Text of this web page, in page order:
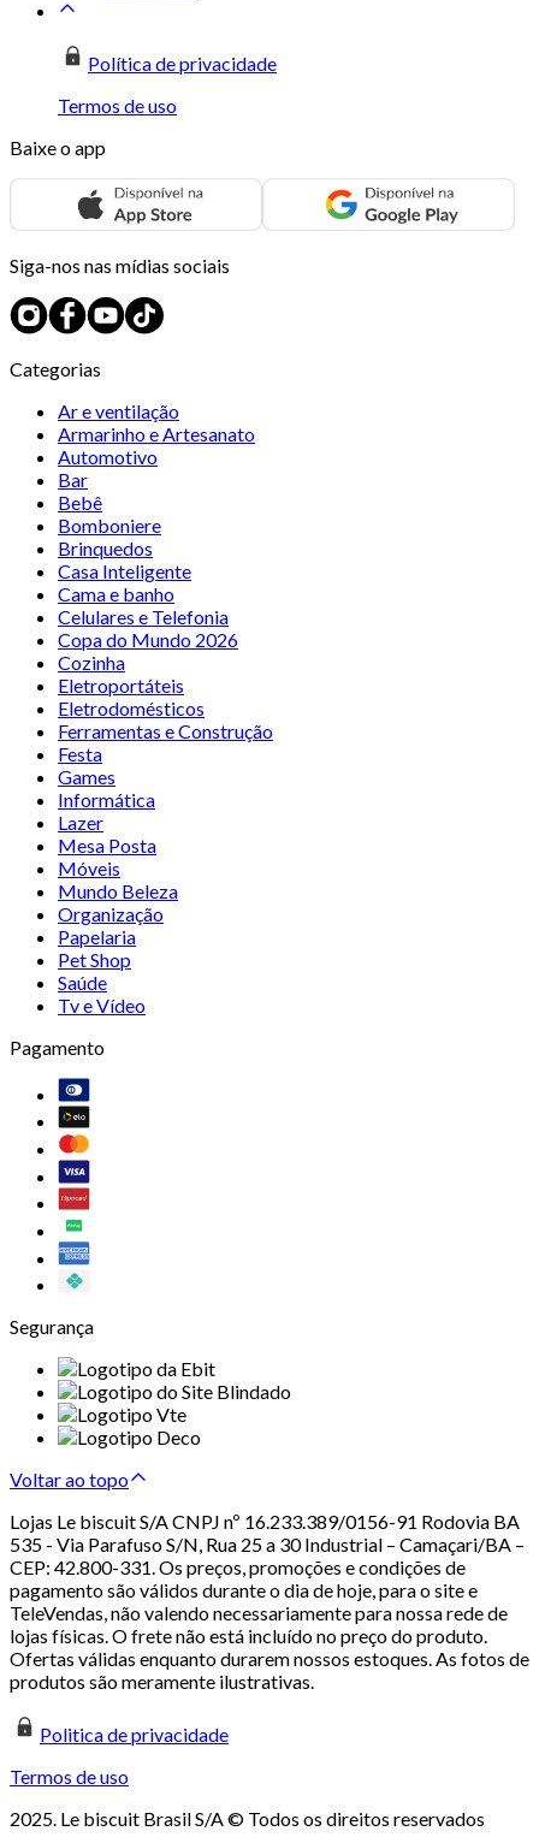
Política de privacidade
Termos de uso
Baixe o app
Siga-nos nas mídias sociais
Categorias
Ar e ventilação
Armarinho e Artesanato
Automotivo
Bar
Bebê
Bomboniere
Brinquedos
Casa Inteligente
Cama e banho
Celulares e Telefonia
Copa do Mundo 2026
Cozinha
Eletroportáteis
Eletrodomésticos
Ferramentas e Construção
Festa
Games
Informática
Lazer
Mesa Posta
Móveis
Mundo Beleza
Organização
Papelaria
Pet Shop
Saúde
Tv e Vídeo
Pagamento
Segurança
Voltar ao topo
Lojas Le biscuit S/A CNPJ nº 16.233.389/0156-91 Rodovia BA
535 - Via Parafuso S/N, Rua 25 a 30 Industrial – Camaçari/BA –
CEP: 42.800-331. Os preços, promoções e condições de
pagamento são válidos durante o dia de hoje, para o site e
TeleVendas, não valendo necessariamente para nossa rede de
lojas físicas. O frete não está incluído no preço do produto.
Ofertas válidas enquanto durarem nossos estoques. As fotos de
produtos são meramente ilustrativas.
Politica de privacidade
Termos de uso
2025. Le biscuit Brasil S/A © Todos os direitos reservados